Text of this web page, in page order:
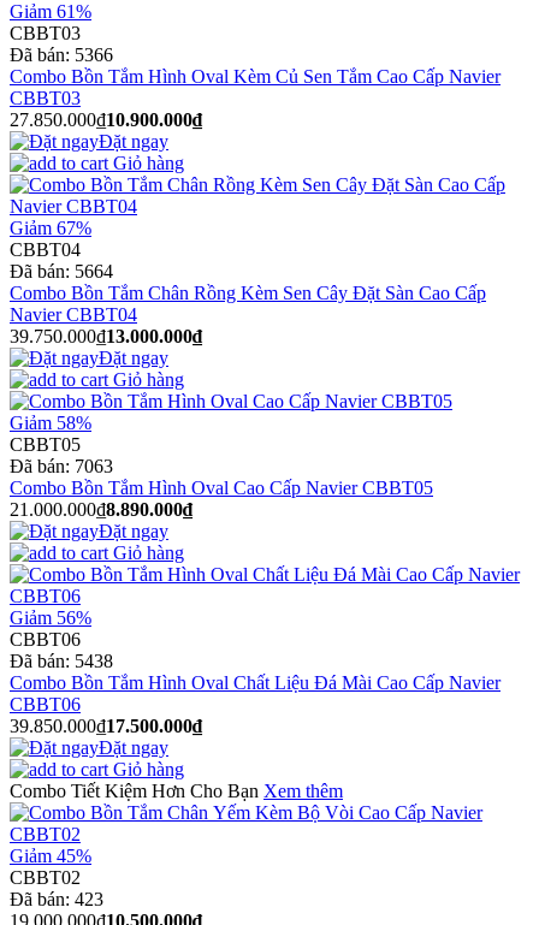
Giảm 61%
CBBT03
Đã bán: 5366
Combo Bồn Tắm Hình Oval Kèm Củ Sen Tắm Cao Cấp Navier
CBBT03
27.850.000₫10.900.000₫
Đặt ngay
Giỏ hàng
Giảm 67%
CBBT04
Đã bán: 5664
Combo Bồn Tắm Chân Rồng Kèm Sen Cây Đặt Sàn Cao Cấp
Navier CBBT04
39.750.000₫13.000.000₫
Đặt ngay
Giỏ hàng
Giảm 58%
CBBT05
Đã bán: 7063
Combo Bồn Tắm Hình Oval Cao Cấp Navier CBBT05
21.000.000₫8.890.000₫
Đặt ngay
Giỏ hàng
Giảm 56%
CBBT06
Đã bán: 5438
Combo Bồn Tắm Hình Oval Chất Liệu Đá Mài Cao Cấp Navier
CBBT06
39.850.000₫17.500.000₫
Đặt ngay
Giỏ hàng
Combo Tiết Kiệm Hơn Cho Bạn Xem thêm
Giảm 45%
CBBT02
Đã bán: 423